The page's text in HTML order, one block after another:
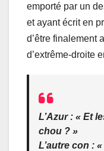
emporté par un
et ayant écrit en
d’être finalement
d’extrême-droite
L’Azur : « Et
chou ? »
L’autre con :